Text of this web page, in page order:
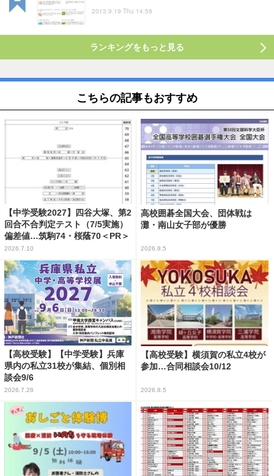
2013.9.19 Thu 14:59
ランキングをもっと見る
こちらの記事もおすすめ
【中学受験2027】四谷大塚、第2
回合不合判定テスト（7/5実施）
偏差値…筑駒74・桜蔭70＜PR＞
2026.7.10
高校囲碁全国大会、団体戦は
灘・南山女子部が優勝
2026.8.5
【高校受験】【中学受験】兵庫
県内の私立31校が集結、個別相
談会9/6
2026.7.28
【高校受験】横須賀の私立4校が
参加…合同相談会10/12
2026.8.5